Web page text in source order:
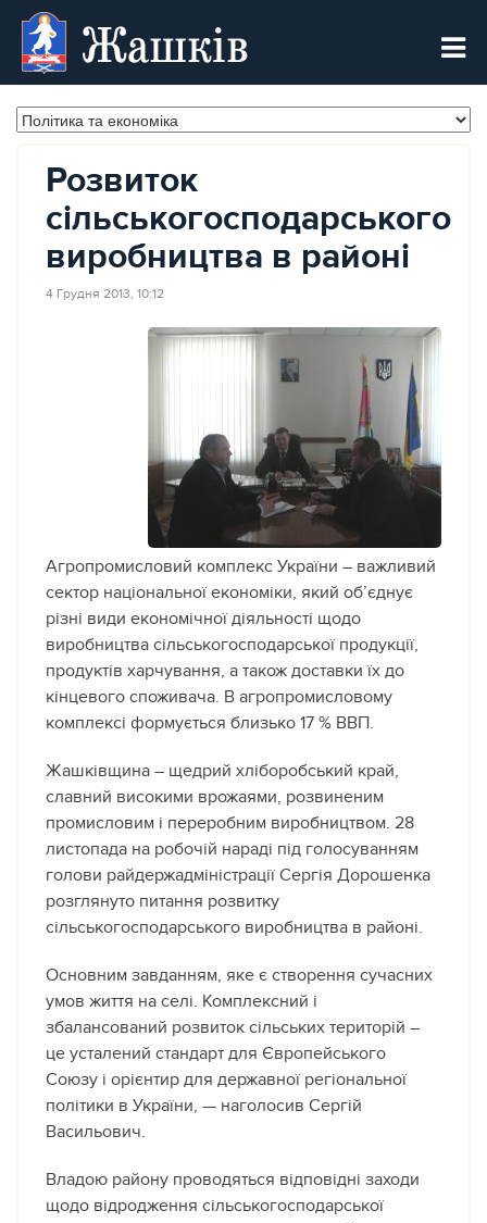
Жашків
Розвиток
сільськогосподарського
виробництва в районі
4 Грудня 2013, 10:12
Агропромисловий комплекс України – важливий
сектор національної економіки, який об’єднує
різні види економічної діяльності щодо
виробництва сільськогосподарської продукції,
продуктів харчування, а також доставки їх до
кінцевого споживача. В агропромисловому
комплексі формується близько 17 % ВВП.
Жашківщина – щедрий хліборобський край,
славний високими врожаями, розвиненим
промисловим і переробним виробництвом. 28
листопада на робочій нараді під голосуванням
голови райдержадміністрації Сергія Дорошенка
розглянуто питання розвитку
сільськогосподарського виробництва в районі.
Основним завданням, яке є створення сучасних
умов життя на селі. Комплексний і
збалансований розвиток сільських територій –
це усталений стандарт для Європейського
Союзу і орієнтир для державної регіональної
політики в України, — наголосив Сергій
Васильович.
Владою району проводяться відповідні заходи
щодо відродження сільськогосподарської